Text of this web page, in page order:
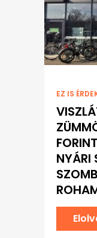
EZ IS
NYÁRI